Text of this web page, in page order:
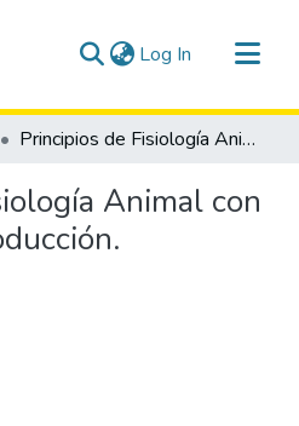
Log In (current)
Principios de Fisiología Animal con enfoques de producción.
Animal con